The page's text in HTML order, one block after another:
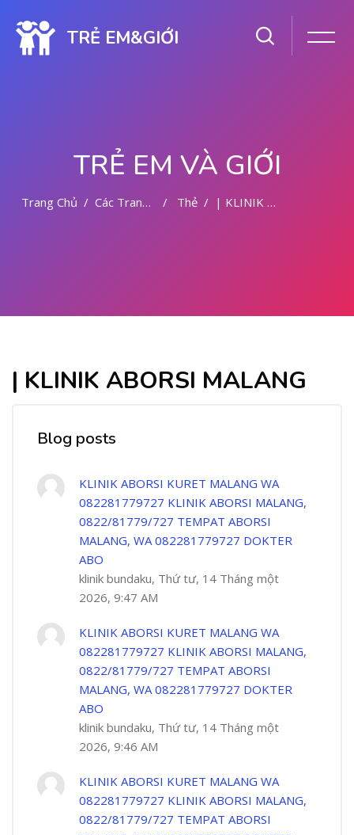
TRẺ EM&GIỚI
TRẺ EM VÀ GIỚI
Trang Chủ Các Trang Của Hệ Thống Thẻ | KLINIK ABORSI MALANG
| KLINIK ABORSI MALANG
Blog posts
KLINIK ABORSI KURET MALANG WA
082281779727 KLINIK ABORSI MALANG,
0822/81779/727 TEMPAT ABORSI
MALANG, WA 082281779727 DOKTER
ABO
klinik bundaku, Thứ tư, 14 Tháng một
2026, 9:47 AM
KLINIK ABORSI KURET MALANG WA
082281779727 KLINIK ABORSI MALANG,
0822/81779/727 TEMPAT ABORSI
MALANG, WA 082281779727 DOKTER
ABO
klinik bundaku, Thứ tư, 14 Tháng một
2026, 9:46 AM
KLINIK ABORSI KURET MALANG WA
082281779727 KLINIK ABORSI MALANG,
0822/81779/727 TEMPAT ABORSI